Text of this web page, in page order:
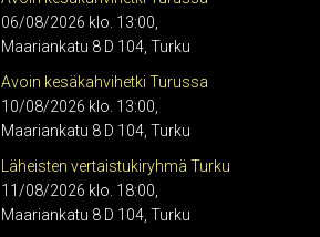
06/08/2026 klo. 13:00,
Maariankatu 8 D 104, Turku
Avoin kesäkahvihetki Turussa
10/08/2026 klo. 13:00,
Maariankatu 8 D 104, Turku
Läheisten vertaistukiryhmä Turku
11/08/2026 klo. 18:00,
Maariankatu 8 D 104, Turku